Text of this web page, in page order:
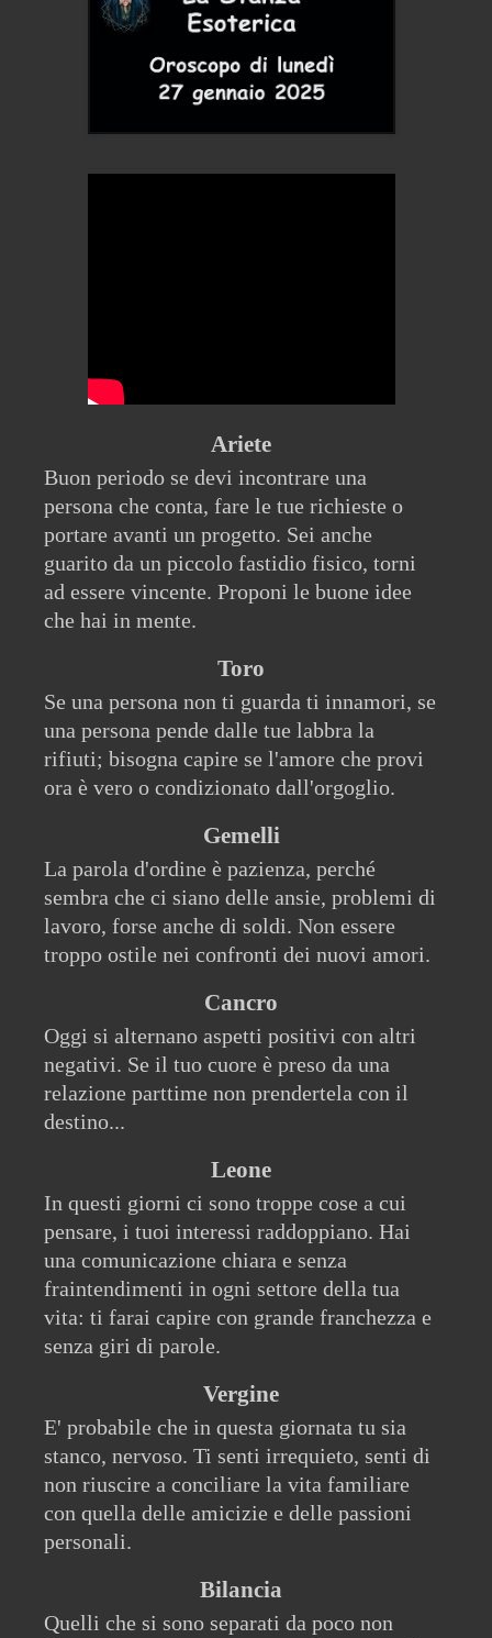
Ariete
Buon periodo se devi incontrare una
persona che conta, fare le tue richieste o
portare avanti un progetto. Sei anche
guarito da un piccolo fastidio fisico, torni
ad essere vincente. Proponi le buone idee
che hai in mente.
Toro
Se una persona non ti guarda ti innamori, se
una persona pende dalle tue labbra la
rifiuti; bisogna capire se l'amore che provi
ora è vero o condizionato dall'orgoglio.
Gemelli
La parola d'ordine è pazienza, perché
sembra che ci siano delle ansie, problemi di
lavoro, forse anche di soldi. Non essere
troppo ostile nei confronti dei nuovi amori.
Cancro
Oggi si alternano aspetti positivi con altri
negativi. Se il tuo cuore è preso da una
relazione parttime non prendertela con il
destino...
Leone
In questi giorni ci sono troppe cose a cui
pensare, i tuoi interessi raddoppiano. Hai
una comunicazione chiara e senza
fraintendimenti in ogni settore della tua
vita: ti farai capire con grande franchezza e
senza giri di parole.
Vergine
E' probabile che in questa giornata tu sia
stanco, nervoso. Ti senti irrequieto, senti di
non riuscire a conciliare la vita familiare
con quella delle amicizie e delle passioni
personali.
Bilancia
Quelli che si sono separati da poco non